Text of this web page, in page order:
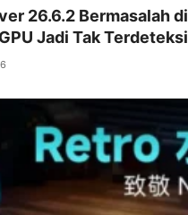
26.6.2 Bermasalah di
Jadi Tak Terdeteksi